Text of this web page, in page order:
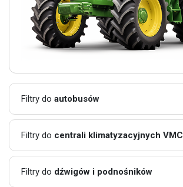
Filtry do autobusów
Filtry do centrali klimatyzacyjnych VMC
Filtry do dźwigów i podnośników